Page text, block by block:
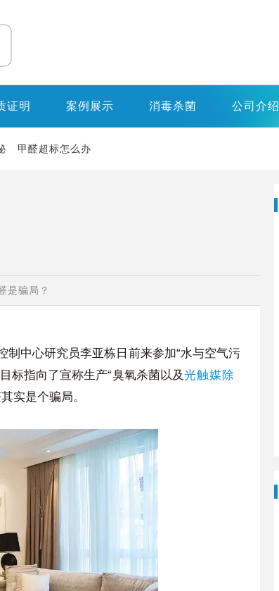
证明 案例展示 消毒杀菌 公司介绍
甲醛超标怎么办
是骗局？
制中心研究员李亚栋日前来参加“水与空气污
标指向了宣称生产“臭氧杀菌以及光触媒除
实是个骗局。